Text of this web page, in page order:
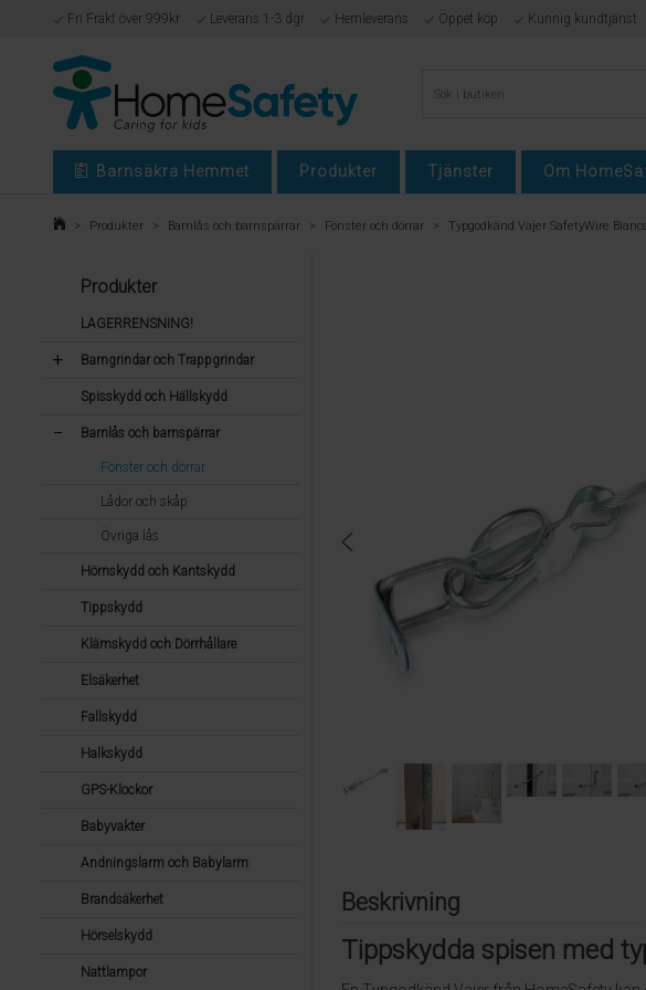
Fri Frakt över 999kr Leverans 1-3 dgr Hemleverans Öppet köp Kunnig kundtjänst
Barnsäkra Hemmet Produkter Tjänster Om
> Produkter > Barnlås och barnspärrar > Fönster och dörrar > Typgodkänd Vajer SafetyWire
Produkter
LAGERRENSNING!
Barngrindar och Trappgrindar
Spisskydd och Hällskydd
Barnlås och barnspärrar
Fönster och dörrar
Lådor och skåp
Övriga lås
Hörnskydd och Kantskydd
Tippskydd
Klämskydd och Dörrhållare
Elsäkerhet
Fallskydd
Halkskydd
GPS-Klockor
Babyvakter
Andningslarm och Babylarm
Brandsäkerhet
Hörselskydd
Nattlampor
Beskrivning
Tippskydda spisen med